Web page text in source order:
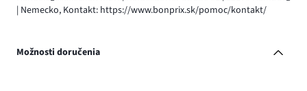
| Nemecko, Kontakt: https://www.bonprix.sk/pomoc/kontakt/
Možnosti doručenia